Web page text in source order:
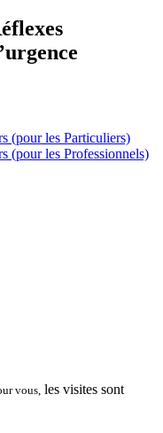
(pour les Particuliers)
(pour les Professionnels)
vous, les visites sont